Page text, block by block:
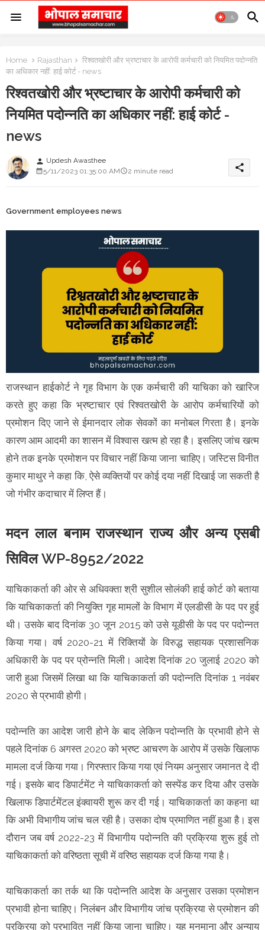
Home Rajasthan
रिश्वतखोरी और भ्रष्टाचार के आरोपी कर्मचारी को नियमित पदोन्नति
का अधिकार नहीं: हाई कोर्ट - news
रिश्वतखोरी और भ्रष्टाचार के आरोपी कर्मचारी को
नियमित पदोन्नति का अधिकार नहीं: हाई कोर्ट -
news
person Updesh Awasthee
5/11/2023 01:35:00 AM
2 minute read share
Government employees news
राजस्थान हाईकोर्ट ने गृह विभाग के एक कर्मचारी की याचिका को खारिज
करते हुए कहा कि भ्रष्टाचार एवं रिश्वतखोरी के आरोप कर्मचारियों को
प्रमोशन दिए जाने से ईमानदार लोक सेवकों का मनोबल गिरता है। इनके
कारण आम आदमी का शासन में विश्वास खत्म हो रहा है। इसलिए जांच खत्म
होने तक इनके प्रमोशन पर विचार नहीं किया जाना चाहिए। जस्टिस विनीत
कुमार माथुर ने कहा कि, ऐसे व्यक्तियों पर कोई दया नहीं दिखाई जा सकती है
जो गंभीर कदाचार में लिप्त हैं।
मदन लाल बनाम राजस्थान राज्य और अन्य एसबी
सिविल WP-8952/2022
याचिकाकर्ता की ओर से अधिवक्ता श्री सुशील सोलंकी हाई कोर्ट को बताया
कि याचिकाकर्ता की नियुक्ति गृह मामलों के विभाग में एलडीसी के पद पर हुई
थी। उसके बाद दिनांक 30 जून 2015 को उसे यूडीसी के पद पर पदोन्नत
किया गया। वर्ष 2020-21 में रिक्तियों के विरुद्ध सहायक प्रशासनिक
अधिकारी के पद पर प्रोन्नति मिली। आदेश दिनांक 20 जुलाई 2020 को
जारी हुआ जिसमें लिखा था कि याचिकाकर्ता की पदोन्नति दिनांक 1 नवंबर
2020 से प्रभावी होगी।
पदोन्नति का आदेश जारी होने के बाद लेकिन पदोन्नति के प्रभावी होने से
पहले दिनांक 6 अगस्त 2020 को भ्रष्ट आचरण के आरोप में उसके खिलाफ
मामला दर्ज किया गया। गिरफ्तार किया गया एवं नियम अनुसार जमानत दे दी
गई। इसके बाद डिपार्टमेंट ने याचिकाकर्ता को सस्पेंड कर दिया और उसके
खिलाफ डिपार्टमेंटल इंक्वायरी शुरू कर दी गई। याचिकाकर्ता का कहना था
कि अभी विभागीय जांच चल रही है। उसका दोष प्रमाणित नहीं हुआ है। इस
दौरान जब वर्ष 2022-23 में विभागीय पदोन्नति की प्रक्रिया शुरू हुई तो
याचिकाकर्ता को वरिष्ठता सूची में वरिष्ठ सहायक दर्ज किया गया है।
याचिकाकर्ता का तर्क था कि पदोन्नति आदेश के अनुसार उसका प्रमोशन
प्रभावी होना चाहिए। निलंबन और विभागीय जांच प्रक्रिया से प्रमोशन की
प्रक्रिया को प्रभावित नहीं किया जाना चाहिए। यह मनमाना और अन्याय